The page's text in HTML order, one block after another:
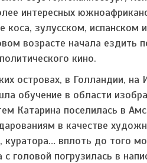
интересных
коса, зулусском,
возрасте начала ездить
кино.
островах, в Голландии,
обучение в области
Катарина поселилась в
в качестве
куратора… вплоть до того
головой погрузилась в